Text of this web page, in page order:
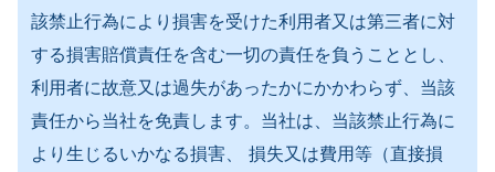
該禁止行為により損害を受けた利用者又は第三者に対
する損害賠償責任を含む一切の責任を負うこととし、
利用者に故意又は過失があったかにかかわらず、当該
責任から当社を免責します。当社は、当該禁止行為に
より生じるいかなる損害、 損失又は費用等（直接損